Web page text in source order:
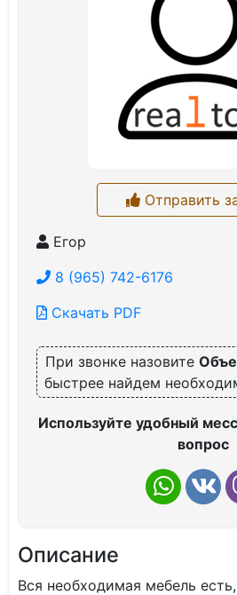
Отправить
Егор
8 (965) 742-6176
Скачать PDF
При звонке назовите
быстрее найдем
Используйте удобный
вопрос
Описание
Вся необходимая мебель